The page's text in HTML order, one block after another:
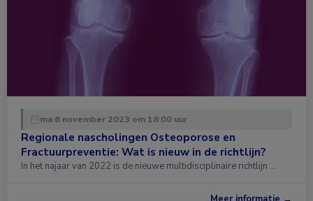
ma 6 november 2023 om 18:00 uur
Regionale nascholingen Osteoporose en
Fractuurpreventie: Wat is nieuw in de richtlijn?
In het najaar van 2022 is de nieuwe multidisciplinaire richtlijn …